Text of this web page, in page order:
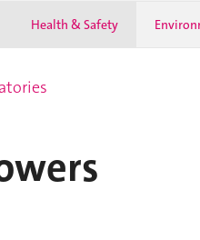
Health & Safety